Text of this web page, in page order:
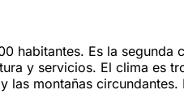
Es la
y servicios. El clima es
las montañas